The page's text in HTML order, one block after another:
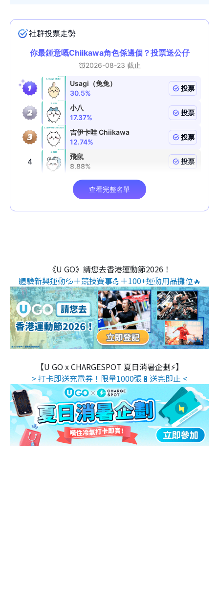
《U GO》請您去香港運動節2026！
體驗新興運動💦＋競技賽事💪＋100+運動用品攤位🔥
【U GO x CHARGESPOT 夏日消暑企劃⚡】
> 打卡即送充電券！限量1000張🔋送完即止 <